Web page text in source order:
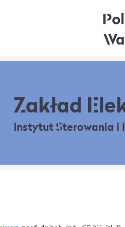
Zakład
Instytut Sterowania i